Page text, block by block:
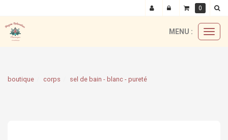
MENU :
boutique corps sel de bain - blanc - pureté
0